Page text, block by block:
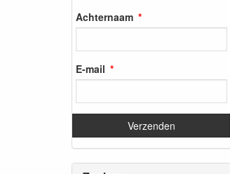
Achternaam
E-mail